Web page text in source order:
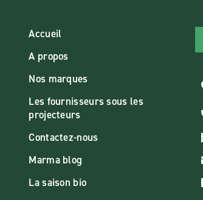
Accueil
A propos
Nos marques
Les fournisseurs sous les
projecteurs
Contactez-nous
Marma blog
La saison bio